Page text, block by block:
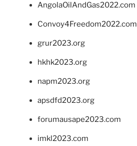
AngolaOilAndGas2022.com
Convoy4Freedom2022.com
grur2023.org
hkhk2023.org
napm2023.org
apsdfd2023.org
forumausape2023.com
imkl2023.com